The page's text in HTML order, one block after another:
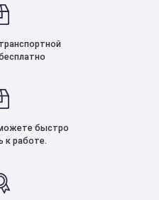
быстро
к работе.